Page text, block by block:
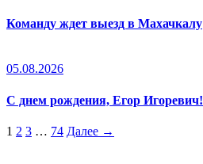
Команду ждет выезд в Махачкалу
05.08.2026
С днем рождения, Егор Игоревич!
1 2 3 … 74 Далее →